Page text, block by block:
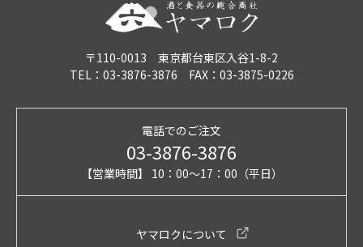
〒110-0013 東京都台東区入谷1-8-2
TEL：03-3876-3876 FAX：03-3875-0226
電話でのご注文
03-3876-3876
【営業時間】 10：00～17：00（平日）
ヤマロクについて